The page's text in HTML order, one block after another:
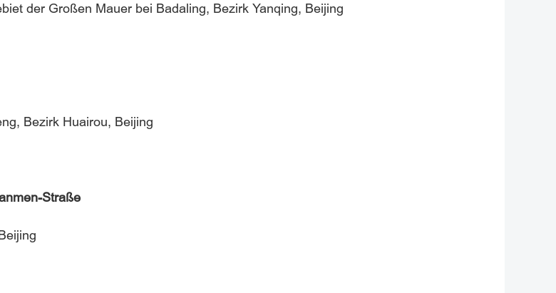
der Großen Mauer bei Badaling, Bezirk Yanqing, Beijing
Bezirk Huairou, Beijing
Straße